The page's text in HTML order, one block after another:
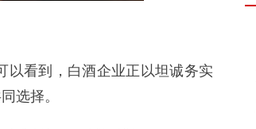
以看到，白酒企业正以坦诚务实
选择。